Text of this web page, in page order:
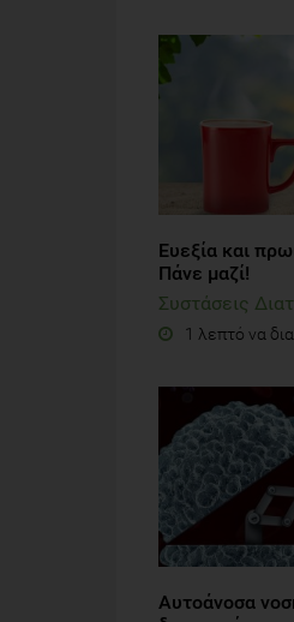
Ευεξία και
Πάνε μαζί!
Συστάσεις
1 λεπτό να
Αυτοάνοσα